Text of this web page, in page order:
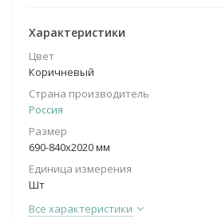
Характеристики
Цвет
Коричневый
Страна производитель
Россия
Размер
690-840х2020 мм
Единица измерения
Шт
Все характеристики